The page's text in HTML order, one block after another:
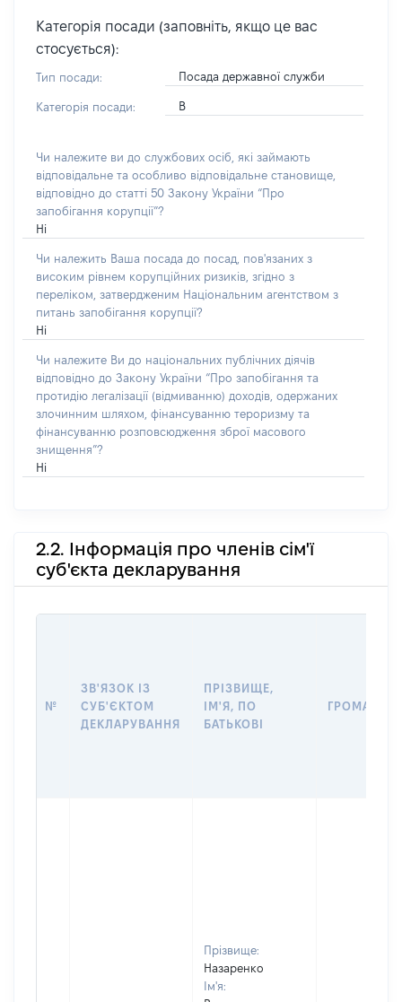
Категорія посади (заповніть, якщо це вас
стосується):
Тип посади: Посада державної служби
Категорія посади: В
Чи належите ви до службових осіб, які займають
відповідальне та особливо відповідальне становище,
відповідно до статті 50 Закону України “Про
запобігання корупції”?
Ні
Чи належить Ваша посада до посад, пов'язаних з
високим рівнем корупційних ризиків, згідно з
переліком, затвердженим Національним агентством з
питань запобігання корупції?
Ні
Чи належите Ви до національних публічних діячів
відповідно до Закону України “Про запобігання та
протидію легалізації (відмиванню) доходів, одержаних
злочинним шляхом, фінансуванню тероризму та
фінансуванню розповсюдження зброї масового
знищення”?
Ні
2.2. Інформація про членів сім'ї
суб'єкта декларування
№
ЗВ'ЯЗОК ІЗ
СУБ'ЄКТОМ
ДЕКЛАРУВАННЯ
ПРІЗВИЩЕ,
ІМ'Я, ПО
БАТЬКОВІ
Прізвище:
Назаренко
Ім'я: